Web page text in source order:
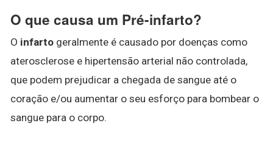
O que causa um Pré-infarto?
O infarto geralmente é causado por doenças como
aterosclerose e hipertensão arterial não controlada,
que podem prejudicar a chegada de sangue até o
coração e/ou aumentar o seu esforço para bombear o
sangue para o corpo.